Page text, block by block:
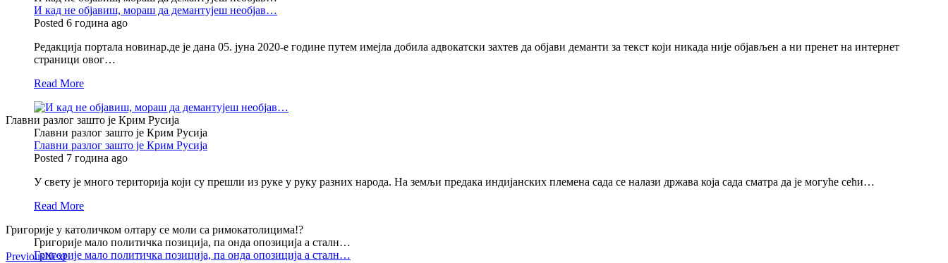
И кад не објавиш, мораш да демантујеш необјав…
Posted 6 година ago
Редакција портала новинар.де је дана 05. јуна 2020-е године путем имејла добила адвокатски захтев да објави деманти за текст који никада није објављен а ни пренет на интернет
страници овог…
Read More
Главни разлог зашто је Крим Русија
Главни разлог зашто је Крим Русија
Главни разлог зашто је Крим Русија
Posted 7 година ago
У свету је много територија који су прешли из руке у руку разних народа. На земљи предака индијанских племена сада се налази држава која сада сматра да је могуће сећи…
Read More
Григорије у католичком олтару се моли са римокатолицима!?
Григорије мало политичка позиција, па онда опозиција а сталн…
Григорије мало политичка позиција, па онда опозиција а сталн…
PreviousNext